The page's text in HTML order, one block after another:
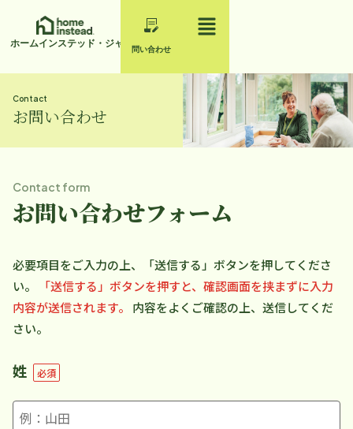
ホームインステッド・ジャパン
問い合わせ
Contact
お問い合わせ
Contact form
お問い合わせフォーム
必要項目をご入力の上、「送信する」ボタンを押してくださ
い。
「送信する」ボタンを押すと、確認画面を挟まずに入力
内容が送信されます。
内容をよくご確認の上、送信してくだ
さい。
姓 必須